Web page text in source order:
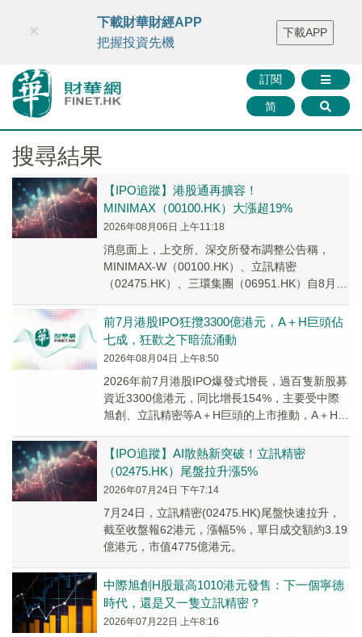
財華智庫網 FINTV FINMETA 財華證券 媒體矩陣
智庫沙龍
聯絡我們
訂閱
简
×
下載財華財經APP
把握投資先機
下載APP
搜尋結果
【IPO追蹤】港股通再擴容！
MINIMAX（00100.HK）大漲超19%
2026年08月06日 上午11:18
消息面上，上交所、深交所發布調整公告稱，
MINIMAX-W（00100.HK）、立訊精密
（02475.HK）、三環集團（06951.HK）自8月6
前7月港股IPO狂攬3300億港元，A＋H巨頭佔
七成，狂歡之下暗流涌動
2026年08月04日 上午8:50
2026年前7月港股IPO爆發式增長，過百隻新股募
資近3300億港元，同比增長154%，主要受中際
旭創、立訊精密等A＋H巨頭的上市推動，A＋H新
【IPO追蹤】AI散熱新突破！立訊精密
（02475.HK）尾盤拉升漲5%
2026年07月24日 下午7:14
7月24日，立訊精密(02475.HK)尾盤快速拉升，
截至收盤報62港元，漲幅5%，單日成交額約3.19
億港元，市值4775億港元。
中際旭創H股最高1010港元發售：下一個寧德
時代，還是又一隻立訊精密？
2026年07月22日 上午8:16